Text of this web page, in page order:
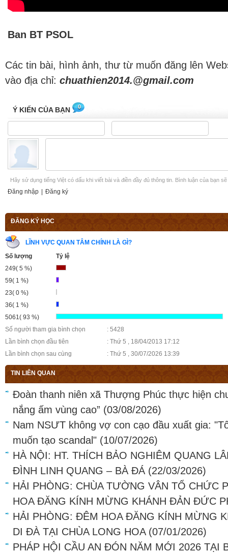
Ban BT PSOL
Các tin bài, hình ảnh, thư từ muốn đăng lên
vào địa chỉ: chuathien2014.@gmail.com
Ý KIẾN CỦA BẠN 0
Hãy sử dụng tiếng Việt có dấu khi viết bài và điền đầy đủ thông tin. Bình luận của bạn
Đăng nhập Đăng ký
ĐĂNG KÝ HỌC
LĨNH VỰC QUAN TÂM CHÍNH LÀ GÌ?
Số lượng
Tỷ lệ
249( 5 %)
59( 1 %)
23( 0 %)
36( 1 %)
5061( 93 %)
Số người tham gia bình chọn
: 5428
Lần bình chọn đầu tiên
: Thứ 5 , 18/04/2013 17:12
Lần bình chọn sau cùng
: Thứ 5 , 30/07/2026 13:39
TIN LIÊN QUAN
Đoàn thanh niên xã Thượng Phúc thực hiện
nắng ấm vùng cao” (03/08/2026)
Nam NSƯT không vợ con cạo đầu xuất gia:
muốn tạo scandal" (10/07/2026)
HÀ NỘI: HT. THÍCH BẢO NGHIÊM QUANG
ĐÌNH LINH QUANG – BÀ ĐÁ (22/03/2026)
HẢI PHÒNG: CHÙA TƯỜNG VÂN TỔ CHỨC
HOA ĐĂNG KÍNH MỪNG KHÁNH ĐẢN ĐỨC
HẢI PHÒNG: ĐÊM HOA ĐĂNG KÍNH MỪNG
DI ĐÀ TẠI CHÙA LONG HOA (07/01/2026)
PHÁP HỘI CẦU AN ĐÓN NĂM MỚI 2026 TẠI